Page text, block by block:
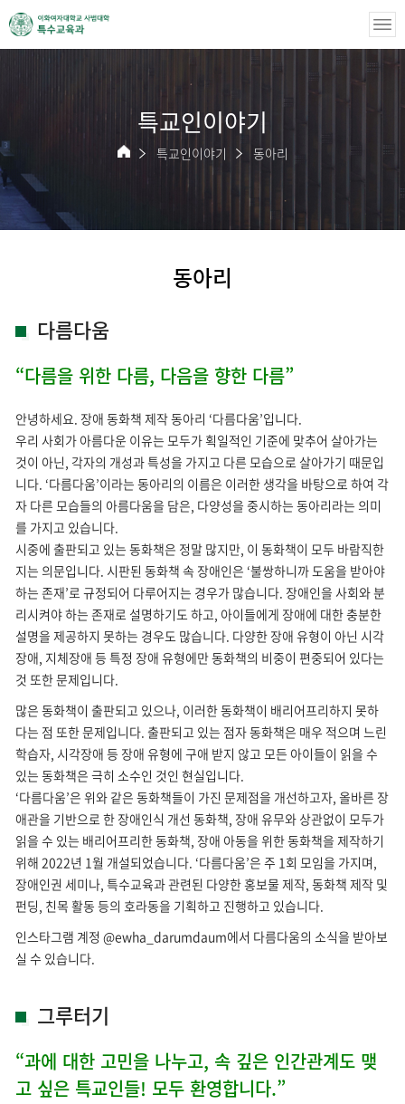
특교인이야기
특교인이야기 동아리
동아리
다름다움
“다름을 위한 다름, 다음을 향한 다름”
안녕하세요. 장애 동화책 제작 동아리 ‘다름다움’입니다.
우리 사회가 아름다운 이유는 모두가 획일적인 기준에 맞추어 살아가는
것이 아닌, 각자의 개성과 특성을 가지고 다른 모습으로 살아가기 때문입
니다. ‘다름다움’이라는 동아리의 이름은 이러한 생각을 바탕으로 하여 각
자 다른 모습들의 아름다움을 담은, 다양성을 중시하는 동아리라는 의미
를 가지고 있습니다.
시중에 출판되고 있는 동화책은 정말 많지만, 이 동화책이 모두 바람직한
지는 의문입니다. 시판된 동화책 속 장애인은 ‘불쌍하니까 도움을 받아야
하는 존재’로 규정되어 다루어지는 경우가 많습니다. 장애인을 사회와 분
리시켜야 하는 존재로 설명하기도 하고, 아이들에게 장애에 대한 충분한
설명을 제공하지 못하는 경우도 많습니다. 다양한 장애 유형이 아닌 시각
장애, 지체장애 등 특정 장애 유형에만 동화책의 비중이 편중되어 있다는
것 또한 문제입니다.
많은 동화책이 출판되고 있으나, 이러한 동화책이 배리어프리하지 못하
다는 점 또한 문제입니다. 출판되고 있는 점자 동화책은 매우 적으며 느린
학습자, 시각장애 등 장애 유형에 구애 받지 않고 모든 아이들이 읽을 수
있는 동화책은 극히 소수인 것인 현실입니다.
‘다름다움’은 위와 같은 동화책들이 가진 문제점을 개선하고자, 올바른 장
애관을 기반으로 한 장애인식 개선 동화책, 장애 유무와 상관없이 모두가
읽을 수 있는 배리어프리한 동화책, 장애 아동을 위한 동화책을 제작하기
위해 2022년 1월 개설되었습니다. ‘다름다움’은 주 1회 모임을 가지며,
장애인권 세미나, 특수교육과 관련된 다양한 홍보물 제작, 동화책 제작 및
펀딩, 친목 활동 등의 호라동을 기획하고 진행하고 있습니다.
인스타그램 계정 @ewha_darumdaum에서 다름다움의 소식을 받아보
실 수 있습니다.
그루터기
“과에 대한 고민을 나누고, 속 깊은 인간관계도 맺
고 싶은 특교인들! 모두 환영합니다.”